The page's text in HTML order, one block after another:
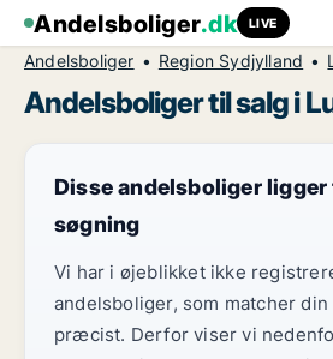
Andelsboliger.dk LIVE
Andelsboliger Region Sydjylland
Andelsboliger til salg i
Disse andelsboliger
søgning
Vi har i øjeblikket ikke
andelsboliger, som matcher
præcist. Derfor viser vi